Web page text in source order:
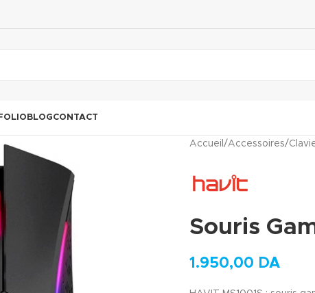
BLOGCONTACT
Accueil /Accessoires/
Souris
1.950,00 DA